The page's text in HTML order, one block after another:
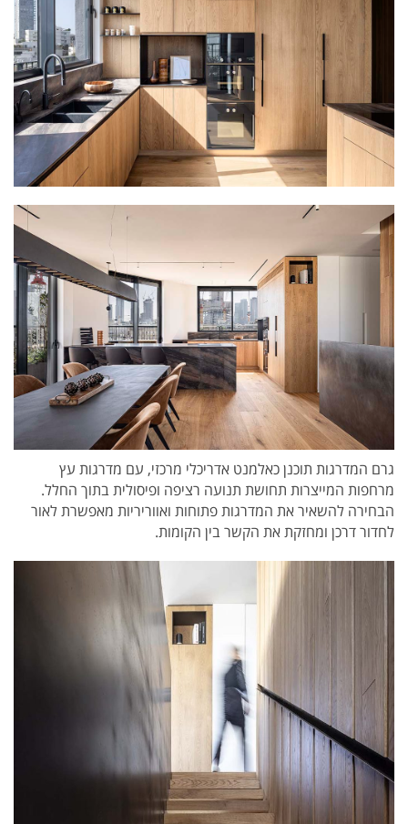
גרם המדרגות תוכנן כאלמנט אדריכלי מרכזי, עם מדרגות עץ
מרחפות המייצרות תחושת תנועה רציפה ופיסולית בתוך החלל.
הבחירה להשאיר את המדרגות פתוחות ואווריריות מאפשרת לאור
לחדור דרכן ומחזקת את הקשר בין הקומות.